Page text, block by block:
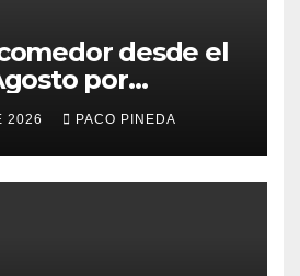
desde el
por
2026 PACO PINEDA